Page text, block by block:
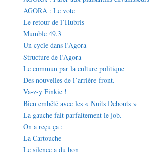
AGORA : Le vote
Le retour de l’Hubris
Mumble 49.3
Un cycle dans l’Agora
Structure de l’Agora
Le commun par la culture politique
Des nouvelles de l’arrière-front.
Va-z-y Finkie !
Bien embêté avec les « Nuits Debouts »
La gauche fait parfaitement le job.
On a reçu ça :
La Cartouche
Le silence a du bon